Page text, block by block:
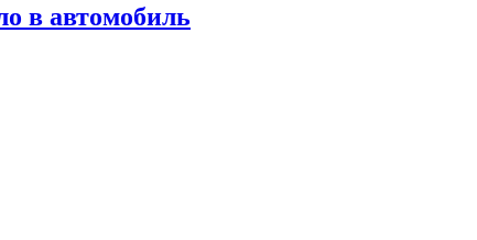
в автомобиль